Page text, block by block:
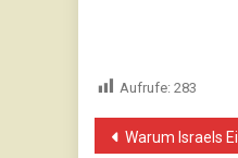
Aufrufe: 283
Warum Israels Eiscreme-Krieg nach